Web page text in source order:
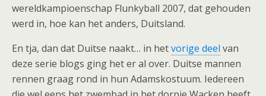
wereldkampioenschap Flunkyball 2007, dat gehouden
werd in, hoe kan het anders, Duitsland.
En tja, dan dat Duitse naakt… in hetvorige deel van
deze serie blogs ging het er al over. Duitse mannen
rennen graag rond in hun Adamskostuum. Iedereen